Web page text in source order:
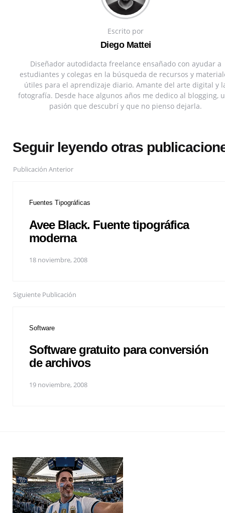
Escrito por
Diego Mattei
Diseñador autodidacta freelance ensañado con ayudar a
estudiantes y colegas en la búsqueda de recursos y
útiles para el aprendizaje diario. Amante del arte digital y
fotografía. Desde hace algunos años me dedico al blogging,
pasión que descubrí y que no pienso dejarla.
Seguir leyendo otras
Publicación Anterior
Fuentes Tipográficas
Avee Black. Fuente tipográfica
moderna
18 noviembre, 2008
Siguiente Publicación
Software
Software gratuito para conversión
de archivos
19 noviembre, 2008